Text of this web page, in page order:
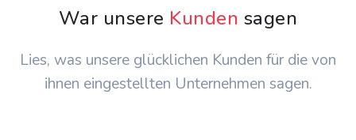
War unsere Kunden sagen
Lies, was unsere glücklichen Kunden für die von
ihnen eingestellten Unternehmen sagen.